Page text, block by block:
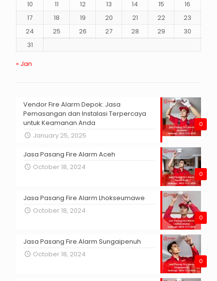
10
11 12 13 14 15
16
17
18 19 20 21 22
23
24
25 26 27 28 29
30
31
« Jan
0
Vendor Fire Alarm Depok: Jasa
Pemasangan dan Instalasi Terpercaya
untuk Keamanan Anda
January 25, 2025
0
Jasa Pasang Fire Alarm Aceh
October 18, 2024
0
Jasa Pasang Fire Alarm Lhokseumawe
October 18, 2024
0
Jasa Pasang Fire Alarm Sungaipenuh
October 18, 2024